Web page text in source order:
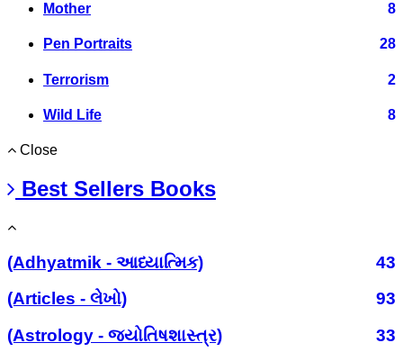
Mother 8
Pen Portraits 28
Terrorism 2
Wild Life 8
Close
Best Sellers Books
(Adhyatmik - આધ્યાત્મિક)
43
(Articles - લેખો)
93
(Astrology - જ્યોતિષશાસ્ત્ર)
33